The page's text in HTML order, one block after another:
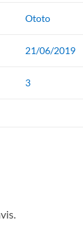
Ototo
21/06/2019
3